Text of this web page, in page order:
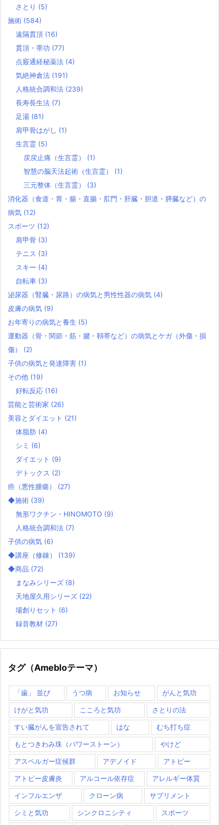
さとり (5)
施術 (584)
遠隔貫頂 (16)
貫頂・帯功 (77)
点竅通経秘薬法 (4)
気絶神倉法 (191)
人格統合調和法 (239)
長寿長生法 (7)
足湯 (81)
肩甲骨はがし (1)
生言霊 (5)
戻戻止痛（生言霊） (1)
智慧の脳天法起術（生言霊） (1)
三元整体（生言霊） (3)
消化器（食道・胃・腸・直腸・肛門・肝臓・胆道・膵臓など）の
病気 (12)
スポーツ (12)
肩甲骨 (3)
テニス (3)
スキー (4)
自転車 (3)
泌尿器（腎臓・尿路）の病気と男性性器の病気 (4)
皮膚の病気 (9)
お年寄りの病気と養生 (5)
運動器（骨・関節・筋・腱・靱帯など）の病気とケガ（外傷・損
傷） (2)
子供の病気と発達障害 (1)
その他 (19)
好転反応 (16)
芸能と芸術家 (26)
美容とダイエット (21)
体脂肪 (4)
シミ (6)
ダイエット (9)
デトックス (2)
癌（悪性腫瘍） (27)
◆施術 (39)
無形ワクチン・HINOMOTO (9)
人格統合調和法 (7)
子供の病気 (6)
◆講座（修錬） (139)
◆商品 (72)
まなみシリーズ (8)
天地屋久用シリーズ (22)
場創りセット (6)
録音教材 (27)
タグ（Amebloテーマ）
「歯」 並び うつ病 お知らせ がんと気功
けがと気功 こころと気功 さとりの法
すい臓がんを宣告されて はな むち打ち症
もとつきわみ珠（パワーストーン） やけど
アスペルガー症候群 アデノイド アトピー
アトピー皮膚炎 アルコール依存症 アレルギー体質
インフルエンザ クローン病 サプリメント
シミと気功 シンクロニシティ スポーツ